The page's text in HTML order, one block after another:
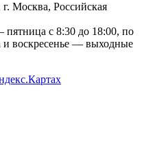
Москва, Российская
с 8:30 до 18:00, по
и воскресенье — выходные